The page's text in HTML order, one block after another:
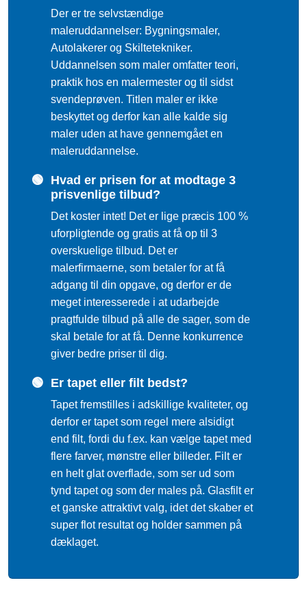
Der er tre selvstændige
maleruddannelser: Bygningsmaler,
Autolakerer og Skiltetekniker.
Uddannelsen som maler omfatter teori,
praktik hos en malermester og til sidst
svendeprøven. Titlen maler er ikke
beskyttet og derfor kan alle kalde sig
maler uden at have gennemgået en
maleruddannelse.
🟢 Hvad er prisen for at modtage 3
prisvenlige tilbud?
Det koster intet! Det er lige præcis 100 %
uforpligtende og gratis at få op til 3
overskuelige tilbud. Det er
malerfirmaerne, som betaler for at få
adgang til din opgave, og derfor er de
meget interesserede i at udarbejde
pragtfulde tilbud på alle de sager, som de
skal betale for at få. Denne konkurrence
giver bedre priser til dig.
🟢 Er tapet eller filt bedst?
Tapet fremstilles i adskillige kvaliteter, og
derfor er tapet som regel mere alsidigt
end filt, fordi du f.ex. kan vælge tapet med
flere farver, mønstre eller billeder. Filt er
en helt glat overflade, som ser ud som
tynd tapet og som der males på. Glasfilt er
et ganske attraktivt valg, idet det skaber et
super flot resultat og holder sammen på
dæklaget.